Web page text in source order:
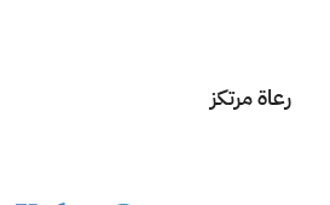
رعاة مرتكز